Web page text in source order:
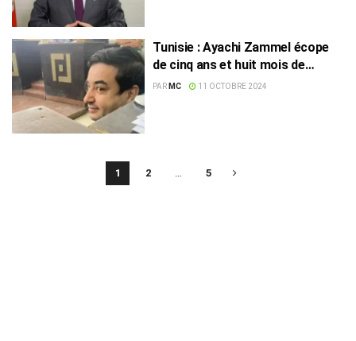
Tunisie : Ayachi Zammel écope
de cinq ans et huit mois de
prison
PAR MC 11 OCTOBRE 2024
1 2 … 5